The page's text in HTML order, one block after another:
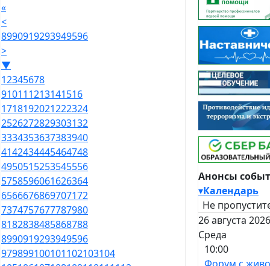
«
<
8990919293949596
>
▼
12345678
910111213141516
1718192021222324
2526272829303132
3334353637383940
4142434445464748
4950515253545556
5758596061626364
6566676869707172
7374757677787980
8182838485868788
8990919293949596
979899100101102103104
Анонсы
▾Календарь
Не
26 августа
Среда
10:00